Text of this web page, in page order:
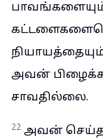
பாவங்களையும்
அவன்
சாவதில்லை.
22 அவன் செய்த